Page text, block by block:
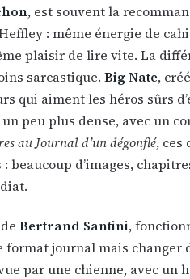
, est souvent la
: même énergie de
plaisir de lire vite. La
sarcastique. Big Nate,
qui aiment les héros sûrs
peu plus dense, avec un
au Journal d’un dégonflé, ces
beaucoup d’images,
Bertrand Santini,
format journal mais changer
par une chienne, avec un